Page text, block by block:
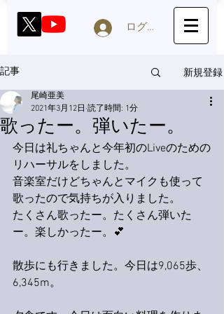
ログイン
記事 新規登録
歌ったー。弾いたー。
尾崎亜美
2021年3月12日 読了時間: 1分
今日は礼ちゃんと今年初のLiveのための
リハーサルをしました。
音楽室だけどちゃんとマイクも使って
歌ったので気持ちが入りました。
たくさん歌ったー。たくさん弾いた
ー。楽しかったー。💕
散歩にも行きました。今日は9,065歩、
6,345m。